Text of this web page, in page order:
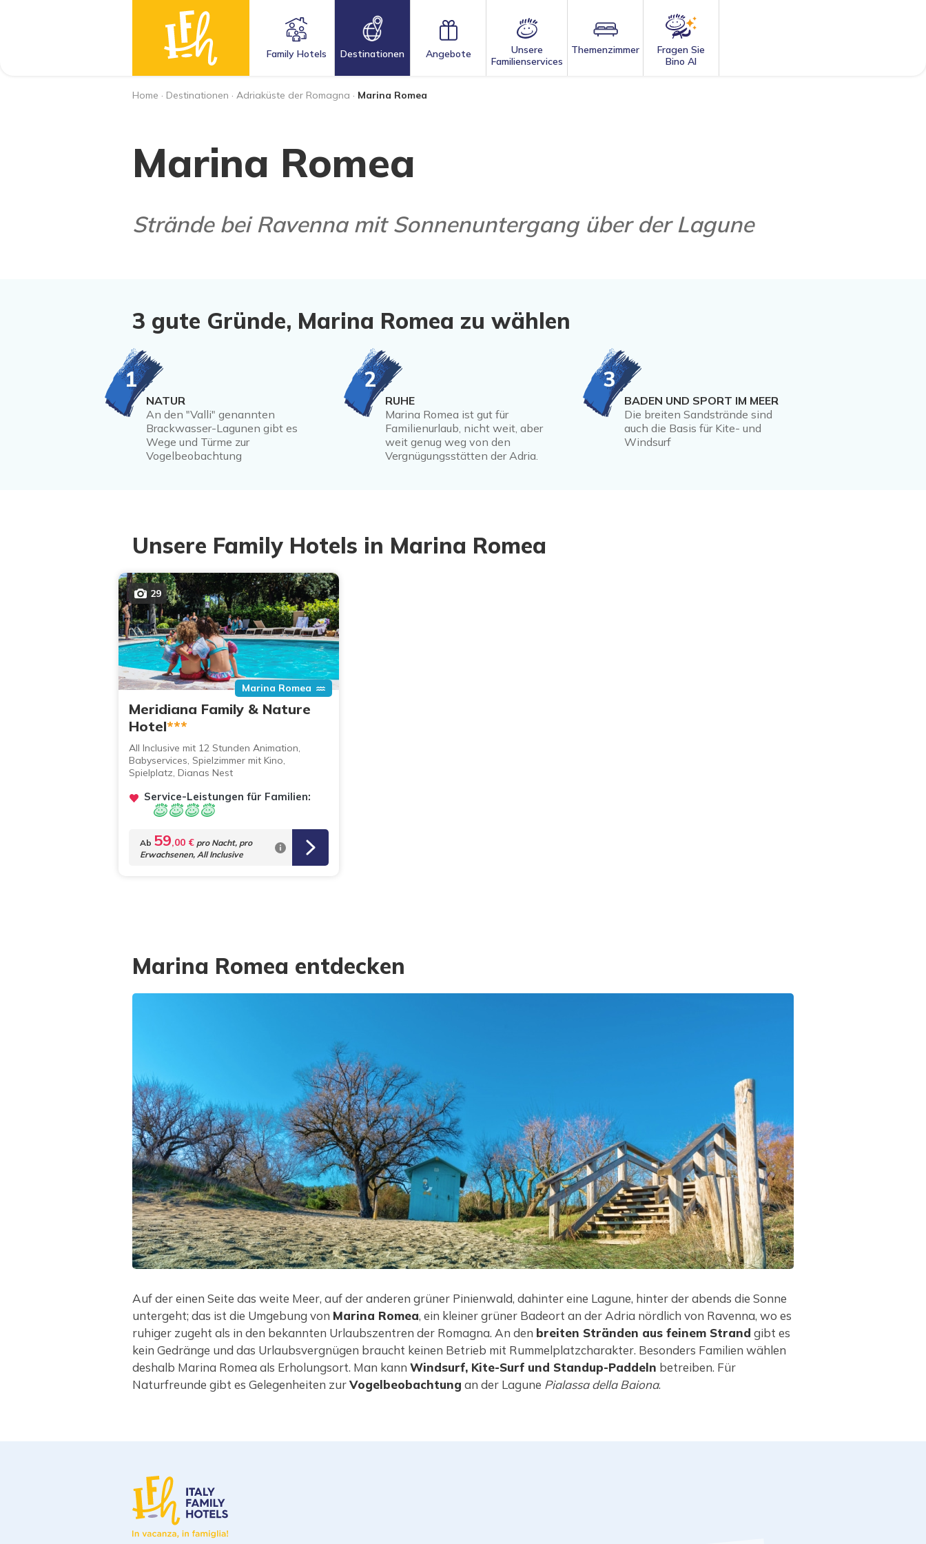
Family Hotels Destinationen Angebote
Unsere
Familienservices
Themenzimmer
Fragen Sie
Bino AI
Home · Destinationen · Adriaküste der Romagna · Marina Romea
Marina Romea
Strände bei Ravenna mit Sonnenuntergang über der Lagune
3 gute Gründe, Marina Romea zu wählen
1
NATUR
An den "Valli" genannten
Brackwasser-Lagunen gibt es
Wege und Türme zur
Vogelbeobachtung
2
RUHE
Marina Romea ist gut für
Familienurlaub, nicht weit, aber
weit genug weg von den
Vergnügungsstätten der Adria.
3
BADEN UND SPORT IM MEER
Die breiten Sandstrände sind
auch die Basis für Kite- und
Windsurf
Unsere Family Hotels in Marina Romea
Marina Romea
29
Meridiana Family & Nature
Hotel***
All Inclusive mit 12 Stunden Animation,
Babyservices, Spielzimmer mit Kino,
Spielplatz, Dianas Nest
Service-Leistungen für Familien:
Ab 59,00 € pro Nacht, pro
Erwachsenen, All Inclusive
Marina Romea entdecken
Auf der einen Seite das weite Meer, auf der anderen grüner Pinienwald, dahinter eine Lagune, hinter der abends die Sonne
untergeht; das ist die Umgebung von Marina Romea, ein kleiner grüner Badeort an der Adria nördlich von Ravenna, wo es
ruhiger zugeht als in den bekannten Urlaubszentren der Romagna. An den breiten Stränden aus feinem Strand gibt es
kein Gedränge und das Urlaubsvergnügen braucht keinen Betrieb mit Rummelplatzcharakter. Besonders Familien wählen
deshalb Marina Romea als Erholungsort. Man kann Windsurf, Kite-Surf und Standup-Paddeln betreiben. Für
Naturfreunde gibt es Gelegenheiten zurVogelbeobachtung an der Lagune Pialassa della Baiona.